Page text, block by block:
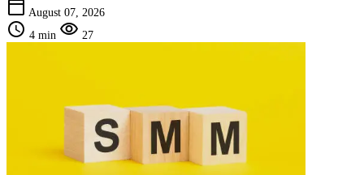
calendar_today August 07, 2026
schedule 4 min visibility 27